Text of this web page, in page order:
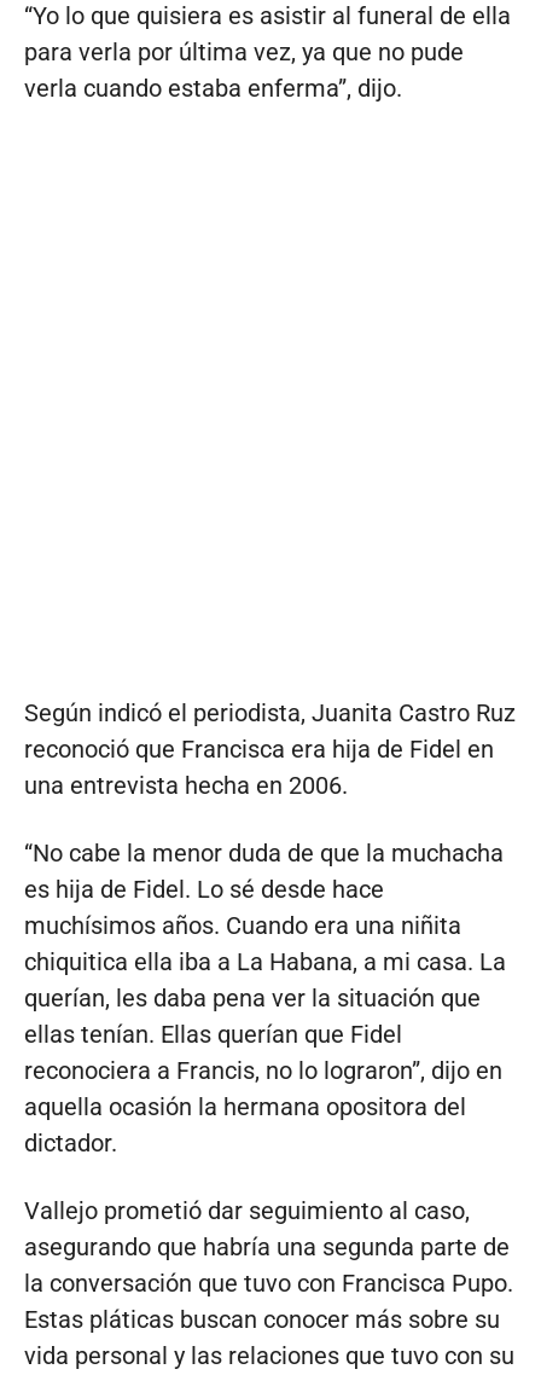
“Yo lo que quisiera es asistir al funeral de ella
para verla por última vez, ya que no pude
verla cuando estaba enferma”, dijo.
Según indicó el periodista, Juanita Castro Ruz
reconoció que Francisca era hija de Fidel en
una entrevista hecha en 2006.
“No cabe la menor duda de que la muchacha
es hija de Fidel. Lo sé desde hace
muchísimos años. Cuando era una niñita
chiquitica ella iba a La Habana, a mi casa. La
querían, les daba pena ver la situación que
ellas tenían. Ellas querían que Fidel
reconociera a Francis, no lo lograron”, dijo en
aquella ocasión la hermana opositora del
dictador.
Vallejo prometió dar seguimiento al caso,
asegurando que habría una segunda parte de
la conversación que tuvo con Francisca Pupo.
Estas pláticas buscan conocer más sobre su
vida personal y las relaciones que tuvo con su